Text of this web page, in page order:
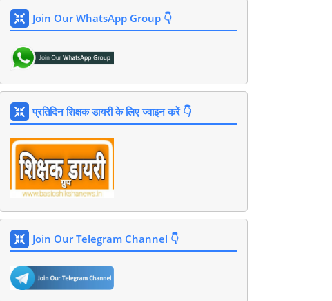
Join Our WhatsApp Group 👇
प्रतिदिन शिक्षक डायरी के लिए ज्वाइन करें 👇
Join Our Telegram Channel 👇